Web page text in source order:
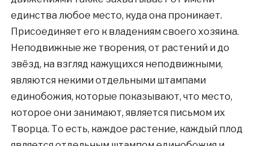
единства любое место, куда она проникает.
Присоединяет его к владениям своего хозяина.
Неподвижные же творения, от растений и до
звёзд, на взгляд кажущихся неподвижными,
являются некими отдельными штампами
единобожия, которые показывают, что место,
которое они занимают, является письмом их
Творца. То есть, каждое растение, каждый плод